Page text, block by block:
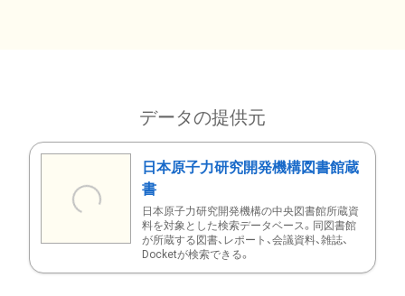
データの提供元
日本原子力研究開発機構図書館蔵
書
日本原子力研究開発機構の中央図書館所蔵資
料を対象とした検索データベース。同図書館
が所蔵する図書、レポート、会議資料、雑誌、
Docketが検索できる。